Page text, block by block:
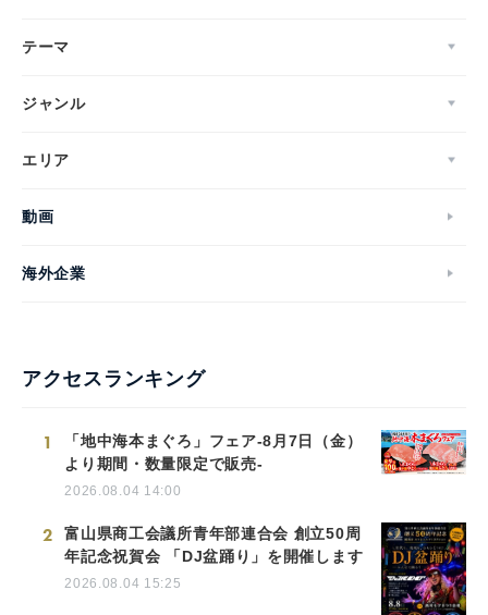
テーマ
ジャンル
エリア
動画
海外企業
アクセスランキング
1
「地中海本まぐろ」フェア-8月7日（金）
より期間・数量限定で販売-
2026.08.04 14:00
2
富山県商工会議所青年部連合会 創立50周
年記念祝賀会 「DJ盆踊り」を開催します
2026.08.04 15:25